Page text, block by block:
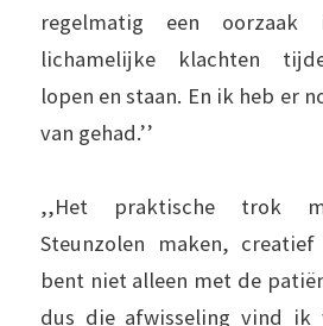
regelmatig een
lichamelijke klachten
lopen en staan. En ik heb er
van gehad.’’
,,Het praktische trok
Steunzolen maken,
bent niet alleen met de
dus die afwisseling vind ik